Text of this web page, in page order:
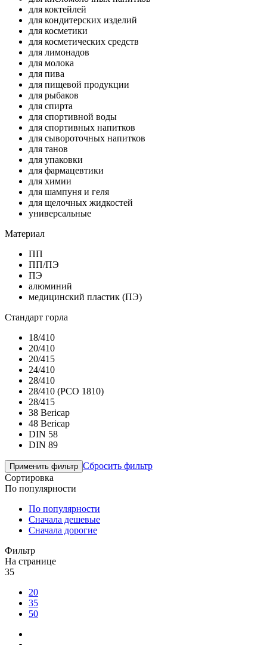
для коктейлей
для кондитерских изделий
для косметики
для косметических средств
для лимонадов
для молока
для пива
для пищевой продукции
для рыбаков
для спирта
для спортивной воды
для спортивных напитков
для сывороточных напитков
для танов
для упаковки
для фармацевтики
для химии
для шампуня и геля
для щелочных жидкостей
универсальные
Материал
ПП
ПП/ПЭ
ПЭ
алюминий
медицинский пластик (ПЭ)
Стандарт горла
18/410
20/410
20/415
24/410
28/410
28/410 (PCO 1810)
28/415
38 Bericap
48 Bericap
DIN 58
DIN 89
Сбросить фильтр
Сортировка
По популярности
По популярности
Сначала дешевые
Сначала дорогие
Фильтр
На странице
35
20
35
50